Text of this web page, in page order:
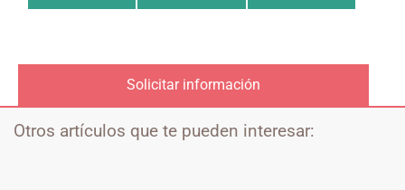
Solicitar información
Otros artículos que te pueden interesar: